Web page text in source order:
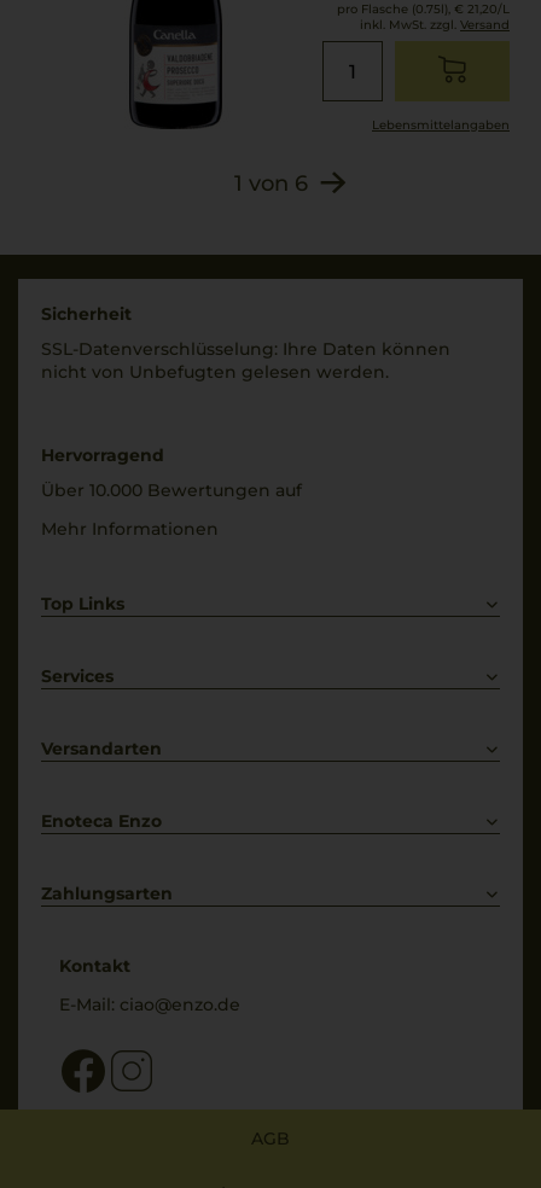
pro Flasche (0.75l), € 21,20/L
inkl. MwSt. zzgl. Versand
Lebensmittel­angaben
1 von 6
Sicherheit
SSL-Daten­verschlüs­selung: Ihre Daten können
nicht von Unbe­fugten gelesen werden.
Hervorragend
Über 10.000 Bewertungen auf
Mehr Informationen
Top Links
Weißwein
Services
Kontakt
Versandarten
Enoteca Enzo
Bewertungs-Richtlinien
Zahlungsarten
Kontakt
E-Mail: ciao@enzo.de
AGB